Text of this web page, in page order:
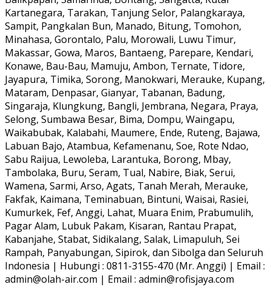
Kartanegara, Tarakan, Tanjung Selor, Palangkaraya,
Sampit, Pangkalan Bun, Manado, Bitung, Tomohon,
Minahasa, Gorontalo, Palu, Morowali, Luwu Timur,
Makassar, Gowa, Maros, Bantaeng, Parepare, Kendari,
Konawe, Bau-Bau, Mamuju, Ambon, Ternate, Tidore,
Jayapura, Timika, Sorong, Manokwari, Merauke, Kupang,
Mataram, Denpasar, Gianyar, Tabanan, Badung,
Singaraja, Klungkung, Bangli, Jembrana, Negara, Praya,
Selong, Sumbawa Besar, Bima, Dompu, Waingapu,
Waikabubak, Kalabahi, Maumere, Ende, Ruteng, Bajawa,
Labuan Bajo, Atambua, Kefamenanu, Soe, Rote Ndao,
Sabu Raijua, Lewoleba, Larantuka, Borong, Mbay,
Tambolaka, Buru, Seram, Tual, Nabire, Biak, Serui,
Wamena, Sarmi, Arso, Agats, Tanah Merah, Merauke,
Fakfak, Kaimana, Teminabuan, Bintuni, Waisai, Rasiei,
Kumurkek, Fef, Anggi, Lahat, Muara Enim, Prabumulih,
Pagar Alam, Lubuk Pakam, Kisaran, Rantau Prapat,
Kabanjahe, Stabat, Sidikalang, Salak, Limapuluh, Sei
Rampah, Panyabungan, Sipirok, dan Sibolga dan Seluruh
Indonesia | Hubungi : 0811-3155-470 (Mr. Anggi) | Email :
admin@olah-air.com | Email : admin@rofisjaya.com